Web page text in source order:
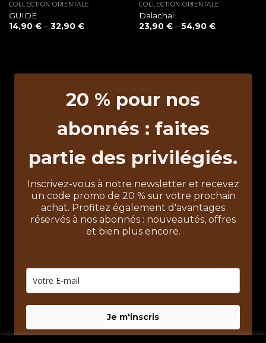
COLLECTION ORIENTALE
GUIDE
14,90 €– 32,90 €
COLLECTION ORIENTALE
Dalachai
23,90 €–54,90 €
20 % pour nos
abonnés : faites
partie des privilégiés.
Inscrivez-vous à notre newsletter et recevez
un code promo de 20 % sur votre prochain
achat. Profitez également d'avantages
réservés à nos abonnés : nouveautés, offres
et bien plus encore.
Je m'inscris